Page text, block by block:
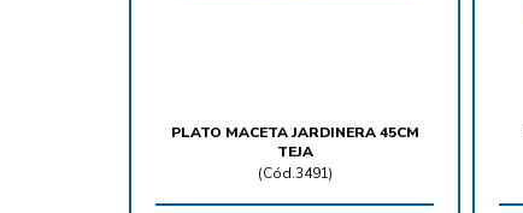
PLATO MACETA JARDINERA 45CM
TEJA
(Cód.3491)